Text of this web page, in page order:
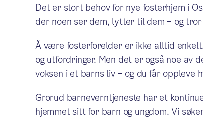
Det er stort behov for nye fosterhjem i
der noen ser dem, lytter til dem – og
Å være fosterforelder er ikke alltid
og utfordringer. Men det er også noe av
voksen i et barns liv – og du får oppleve
Grorud barneverntjeneste har et
hjemmet sitt for barn og ungdom. Vi